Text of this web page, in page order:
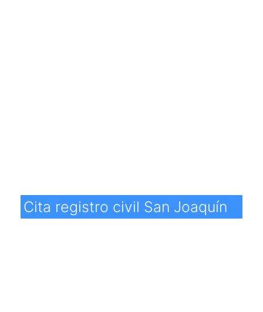
Cita registro civil San Joaquín